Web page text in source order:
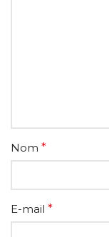
Nom *
E-mail *